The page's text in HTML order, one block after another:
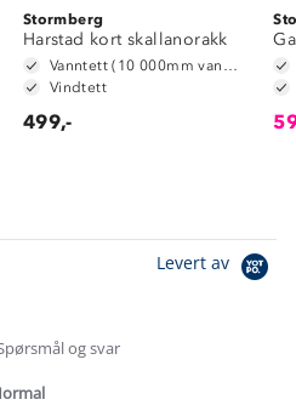
Stormberg
Harstad kort skallanorakk
Vindtett
499,-
Levert av
og svar